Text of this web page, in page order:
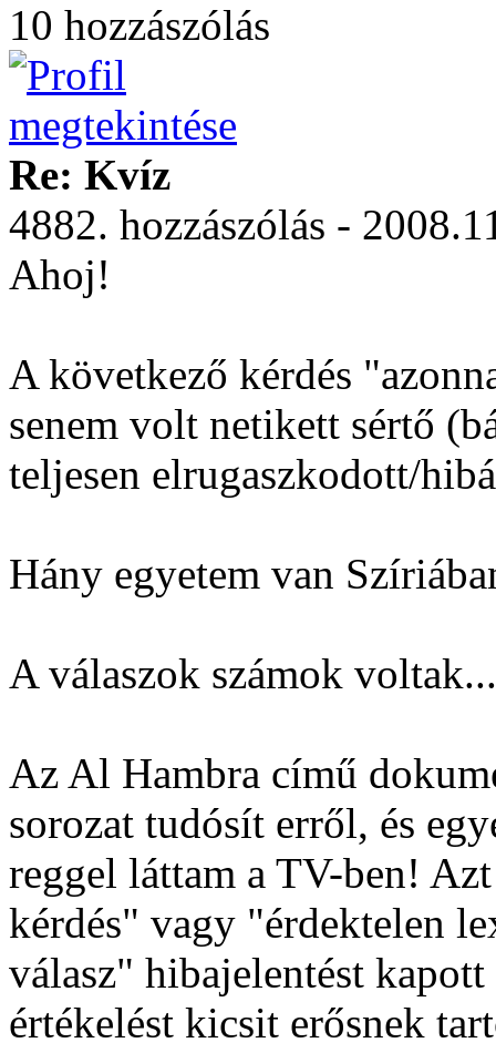
10 hozzászólás
Re: Kvíz
4882. hozzászólás -
Ahoj!
A következő kérdés
senem volt netikett sértő
teljesen elrugaszkodott/
Hány egyetem van
A válaszok számok voltak...
Az Al Hambra című
sorozat tudósít erről, és
reggel láttam a TV-ben!
kérdés" vagy "érdektelen
válasz" hibajelentést
értékelést kicsit erősnek